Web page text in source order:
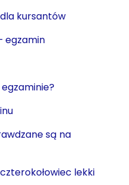
kursantów
egzamin
są na
lekki